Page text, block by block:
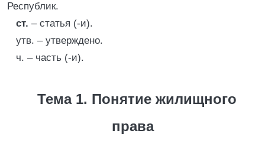
Республик.
ст. – статья (-и).
утв. – утверждено.
ч. – часть (-и).
Тема 1. Понятие жилищного
права